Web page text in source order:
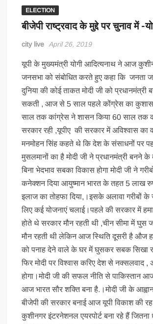
ELECTION
बीजेपी राष्ट्रवाद के मुद्दे पर चुनाव में -
city live April 26, 2019
यूपी के मुख्यमंत्री योगी आदित्यनाथ ने आज
जनसभा को संबोधित करते हुए कहा कि जनता
दुनिया की कोई ताकत मोदी जी को प्रधानमंत्री
सकती , आज से 5 साल पहले कोंग्रेस का
साल तक कांग्रेस ने शासन किया 60 साल तक
सरकार रही ,यूपीए की सरकार में अविश्वास का
मनमोहन सिंह कहते थे कि देश के संसाधनों पर
मुसलमानों का है मोदी जी ने प्रधानमंत्री बनने के
बिना भेदभाव सबका विकास होगा मोदी जी ने
कनेक्शन दिया आयुष्मान भारत के तहत 5 लाख
इलाज का तोहफा दिया,।इसके अलावा गरीबों
लिए कई योजनाएं चलाई।पहले की सरकार में
होते थे सरकार मौन रहती थी ,चीन सीमा में घुस
मौन रहती थी लेकिन आज स्थिति दूसरी है औज
को पनाह देने वाले के घर में घुसकर सबक सिखा
फिर मोदी पर विश्वास करिए देश से नक्सलवाद ,
होगा।मोदी जी की सफल नीति से पाकिस्तान
आज भारत सौर शक्ति बना है.।मोदी जी के
बीजेपी की सरकार बनाई आज यूपी विकाश की
कुशीनगर इंटरनेशनल एयरपोर्ट बना रहे हैं